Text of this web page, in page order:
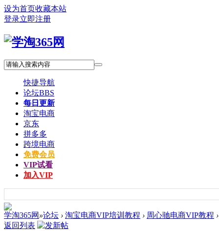
设为首页收藏本站
登录立即注册
快捷导航
论坛BBS
每日更新
淘宝电商
京东
拼多多
跨境电商
免费会员
VIP试看
加入VIP
学淘365网 »论坛 › 淘宝电商VIP培训教程 › 周心驰电商VIP教程 ›
返回列表